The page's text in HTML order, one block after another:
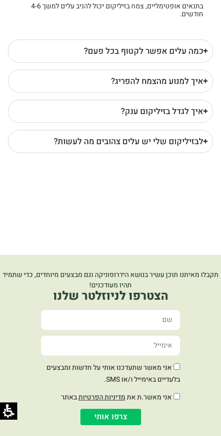
בתנאים אופטימליים, צמח בזיליקום יכול להניב עלים למשך 4-6
חודשים.
כמה עלים אפשר לקטוף בכל פעם?
איך למנוע מהצמח להפריג?
איך לגדל בזיליקום ענק?
לבזיליקום שלי יש עלים צהובים מה לעשות?
תקבלו מאיתנו תוכן עשיר בנושא הידרופוניקה וגם מבצעים מיוחדים, כדי שתמיד
תהיו מעודכנים!
הצטרפו לניוזלטר שלנו
אני מאשר שתעדכנו אותי על חדשות ומבצעים
בלעדיים באימייל ו/או SMS.
אני מאשר.ת אתמדיניות הפרטיותבאתר
צרפו אותי